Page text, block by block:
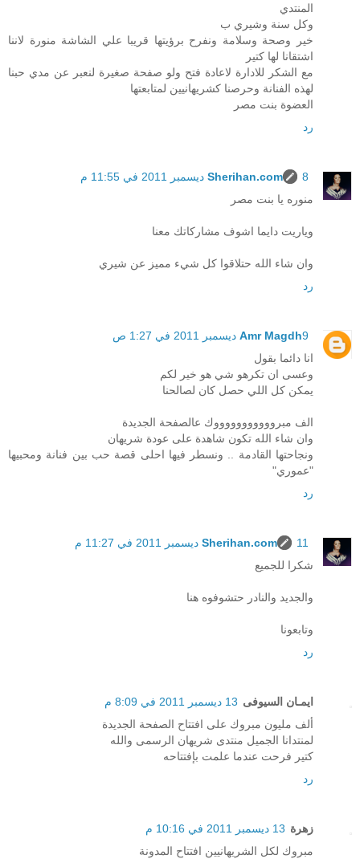
المنتدي
وكل سنة وشيري ب
خير وصحة وسلامة ونفرح برؤيتها قريبا علي الشاشة منورة لاننا
اشتقانا لها كتير
مع الشكر للادارة لاعادة فتح ولو صفحة صغيرة لنعبر عن مدي حبنا
لهذه الفنانة وحرصنا كشريهانيين لمتابعتها
العضوة بنت مصر
رد
Sherihan.com
8 ديسمبر 2011 في 11:55 م
منوره يا بنت مصر
وياريت دايما اشوف مشاركاتك معنا
وان شاء الله حتلاقوا كل شيء مميز عن شيري
رد
Amr Magdh9 ديسمبر 2011 في 1:27 ص
انا دائما بقول
وعسى ان تكرهو شي هو خير لكم
يمكن كل اللي حصل كان لصالحنا
الف مبروووووووووووك عالصفحة الجديدة
وان شاء الله تكون شاهدة على عودة شريهان
ونجاحتها القادمة .. ونسطر فيها احلى قصة حب بين فنانة ومحبيها
"عموري"
رد
Sherihan.com
11 ديسمبر 2011 في 11:27 م
شكرا للجميع
والجديد والنادر حتشوفوه هنا
وتابعونا
رد
ايمـان السيوفى 13 ديسمبر 2011 في 8:09 م
ألف مليون مبروك على افتتاح الصفحة الجديدة
لمنتدانا الجميل منتدى شريهان الرسمى والله
كتير فرحت عندما علمت بإفتتاحه
رد
زهرة 13 ديسمبر 2011 في 10:16 م
مبروك لكل الشريهانيين افتتاح المدونة